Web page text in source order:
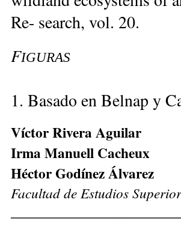
Re- search, vol. 20.
FIGURAS
1. Basado en Belnap y
Víctor Rivera Aguilar
Irma Manuell Cacheux
Héctor Godínez Álvarez
Facultad de Estudios